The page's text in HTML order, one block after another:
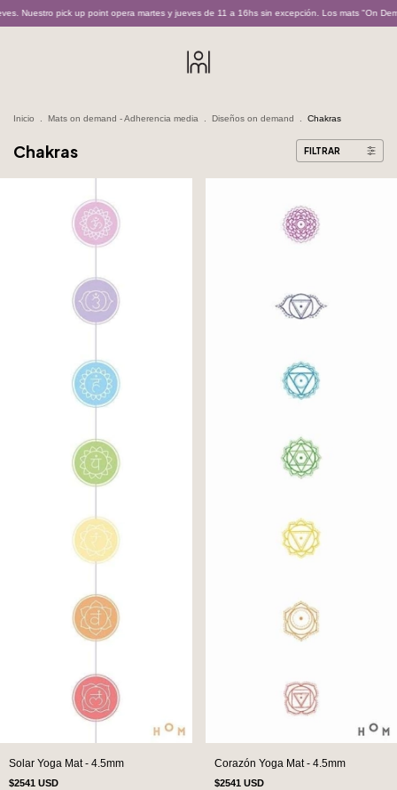
Nuestro pick up point opera martes y jueves de 11 a 16hs sin excepción. Los mats "On
Inicio Mats on demand - Adherencia media Diseños on demand Chakras
Chakras FILTRAR
Solar Yoga Mat - 4.5mm
$2541 USD
Corazón Yoga Mat - 4.5mm
$2541 USD